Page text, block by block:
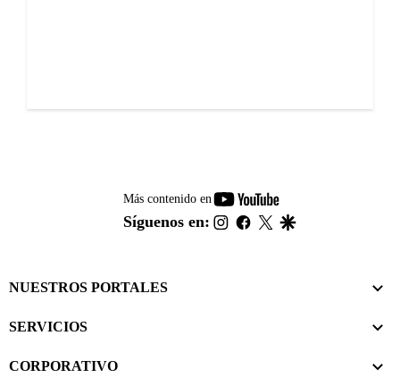
Más contenido en
youtube-
footer
Síguenos en: instagram
facebook
twitter
NUESTROS PORTALES
SERVICIOS
CORPORATIVO